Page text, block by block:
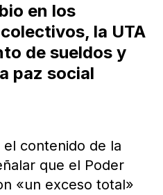
en los
la UTA
de sueldos y
paz social
contenido de la
que el Poder
«un exceso total»